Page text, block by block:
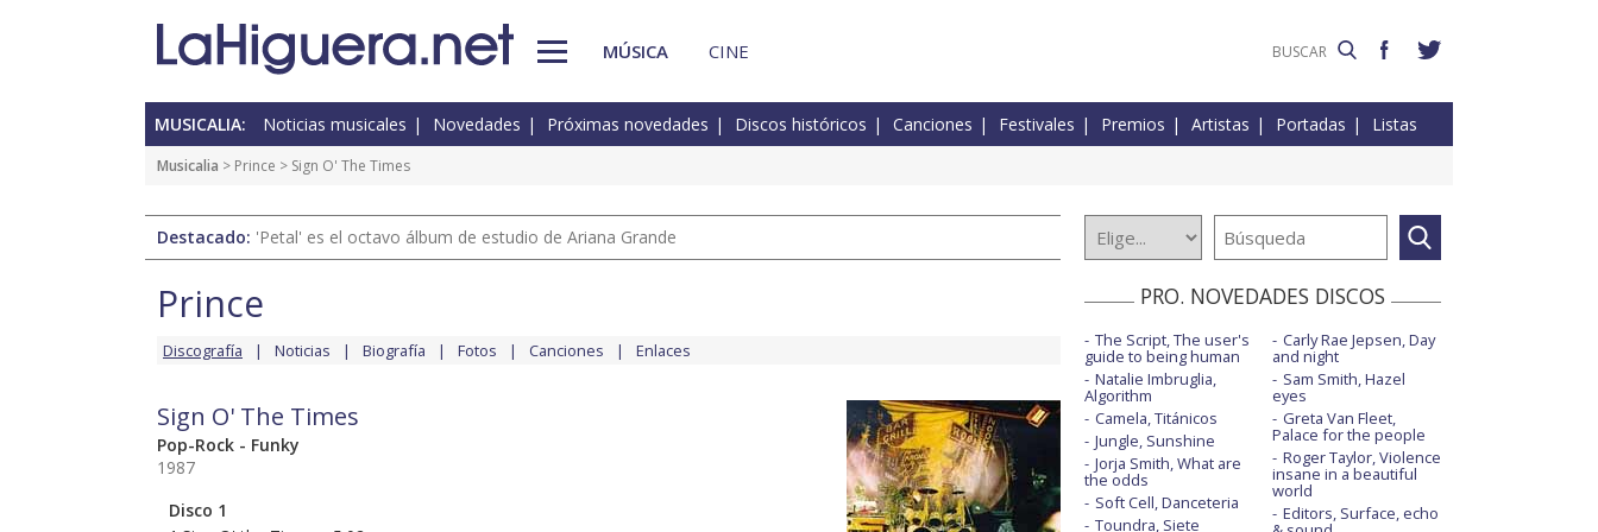
MÚSICA CINE
MUSICALIA: Noticias musicales Novedades Próximas novedades Discos históricos Canciones Festivales Premios Artistas Portadas Listas
Musicalia > Prince > Sign O' The Times
Destacado: 'Petal' es el octavo álbum de estudio de Ariana Grande
Prince
Discografía Noticias Biografía Fotos Canciones Enlaces
Sign O' The Times
Pop-Rock - Funky
1987
Disco 1
PRO. NOVEDADES DISCOS
The Script, The user's
guide to being human
Natalie Imbruglia,
Algorithm
Camela, Titánicos
Jungle, Sunshine
Jorja Smith, What are
the odds
Soft Cell, Danceteria
Toundra, Siete
Carly Rae Jepsen, Day
and night
Sam Smith, Hazel
eyes
Greta Van Fleet,
Palace for the people
Roger Taylor, Violence
insane in a beautiful
world
Editors, Surface, echo